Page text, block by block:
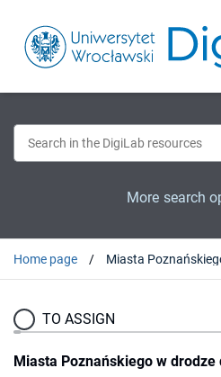
More search
Home page
TO ASSIGN
Miasta Poznańskiego w